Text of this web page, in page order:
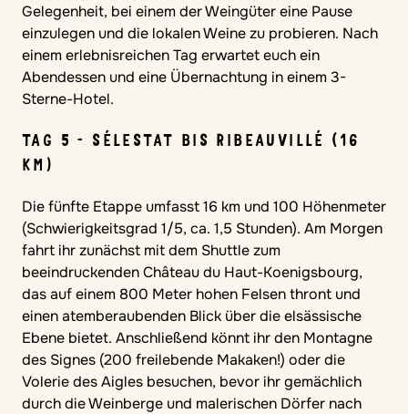
Gelegenheit, bei einem der Weingüter eine Pause
einzulegen und die lokalen Weine zu probieren. Nach
einem erlebnisreichen Tag erwartet euch ein
Abendessen und eine Übernachtung in einem 3-
Sterne-Hotel.
TAG 5 - SÉLESTAT BIS RIBEAUVILLÉ (16
KM)
Die fünfte Etappe umfasst 16 km und 100 Höhenmeter
(Schwierigkeitsgrad 1/5, ca. 1,5 Stunden). Am Morgen
fahrt ihr zunächst mit dem Shuttle zum
beeindruckenden Château du Haut-Koenigsbourg,
das auf einem 800 Meter hohen Felsen thront und
einen atemberaubenden Blick über die elsässische
Ebene bietet. Anschließend könnt ihr den Montagne
des Signes (200 freilebende Makaken!) oder die
Volerie des Aigles besuchen, bevor ihr gemächlich
durch die Weinberge und malerischen Dörfer nach